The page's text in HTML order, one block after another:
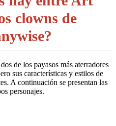
clowns de
de los payasos más aterradores
sus características y estilos de
A continuación se presentan las
personajes.